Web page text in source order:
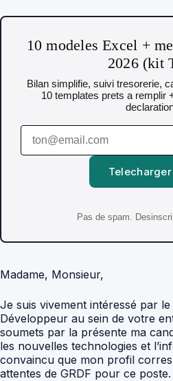
10 modeles Excel +
2026 (kit
Bilan simplifie, suivi tresorerie,
10 templates prets a remplir
Pas de spam.
Madame, Monsieur,
Je suis vivement intéressé par le
Développeur au sein de votre
soumets par la présente ma
les nouvelles technologies et
convaincu que mon profil
attentes de GRDF pour ce poste.